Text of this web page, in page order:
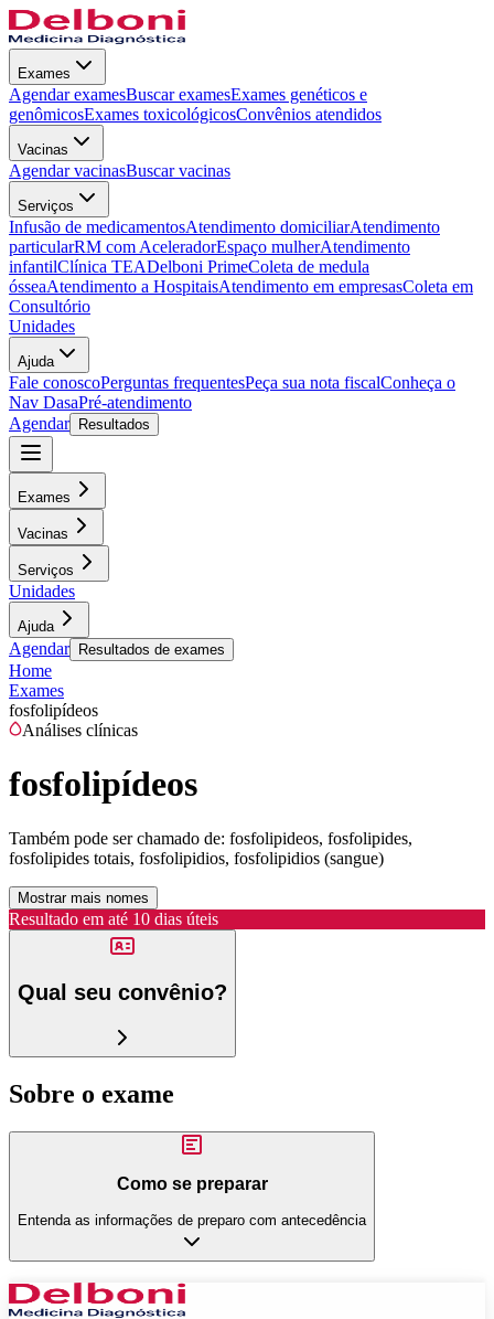
Exames
Agendar examesBuscar examesExames genéticos e
genômicosExames toxicológicosConvênios atendidos
Vacinas
Agendar vacinasBuscar vacinas
Serviços
Infusão de medicamentosAtendimento domiciliarAtendimento
particularRM com AceleradorEspaço mulherAtendimento
infantilClínica TEADelboni PrimeColeta de medula
ósseaAtendimento a HospitaisAtendimento em empresasColeta em
Consultório
Unidades
Ajuda
Fale conoscoPerguntas frequentesPeça sua nota fiscalConheça o
Nav DasaPré-atendimento
Agendar
Resultados
Exames
Vacinas
Serviços
Unidades
Ajuda
Agendar Resultados de exames
Home
Exames
fosfolipídeos
Análises clínicas
fosfolipídeos
Também pode ser chamado de: fosfolipideos, fosfolipides,
fosfolipides totais, fosfolipidios, fosfolipidios (sangue)
Mostrar mais nomes
Resultado em até 10 dias úteis
Qual seu convênio?
Sobre o exame
Como se preparar
Entenda as informações de preparo com antecedência